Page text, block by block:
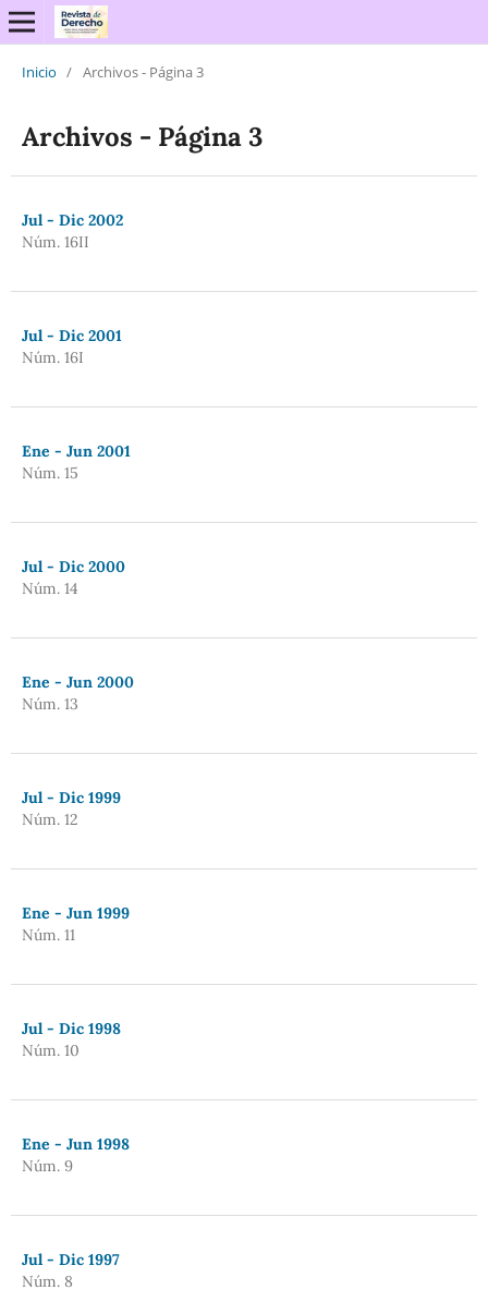
Inicio / Archivos - Página 3
Archivos - Página 3
Jul - Dic 2002
Núm. 16II
Jul - Dic 2001
Núm. 16I
Ene - Jun 2001
Núm. 15
Jul - Dic 2000
Núm. 14
Ene - Jun 2000
Núm. 13
Jul - Dic 1999
Núm. 12
Ene - Jun 1999
Núm. 11
Jul - Dic 1998
Núm. 10
Ene - Jun 1998
Núm. 9
Jul - Dic 1997
Núm. 8